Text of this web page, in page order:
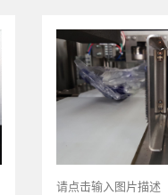
请点击输入图片描述